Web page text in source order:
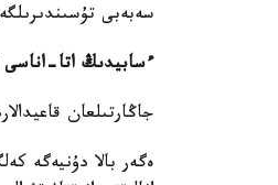
سەبەبى
ءسابيدىڭ اتا-اناسى
جاڭارتىلعان
ەگەر بالا دۇنيەگە